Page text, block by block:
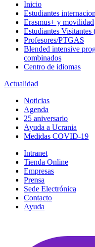
Inicio
Estudiantes
Erasmus+ y movilidad
Estudiantes
Profesores/PTGAS
Blended intensive
combinados
Centro de idiomas
Actualidad
Noticias
Agenda
25 aniversario
Ayuda a Ucrania
Medidas COVID-19
Intranet
Tienda Online
Empresas
Prensa
Sede Electrónica
Contacto
Ayuda